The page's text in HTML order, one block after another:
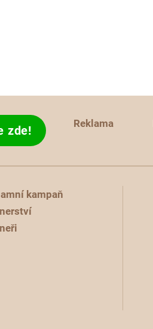
zde! Reklama
kampaň